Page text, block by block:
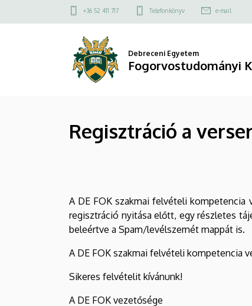
Regisztráció
versenyre
a
Felső
menü
+36 52 411 717 Telefonkönyv e-mail
Debreceni Egyetem
Fogorvostudományi
Regisztráció a
A DE FOK szakmai felvételi kompetencia
regisztráció nyitása előtt, egy részletes
beleértve a Spam/levélszemét mappát is.
A DE FOK szakmai felvételi kompetencia
Sikeres felvételit kívánunk!
A DE FOK vezetősége